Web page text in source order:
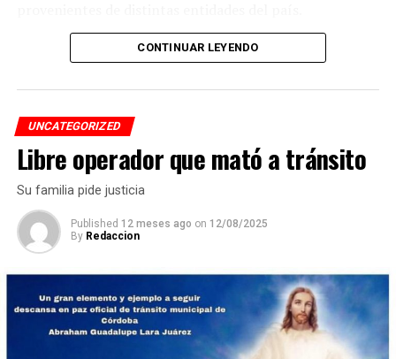
El desempeño mostrado por los jóvenes les permitió
tendrá lugar los días 5 y 6 de septiembre en Cancún,
Quintana Roo.
De obtener resultados favorables en esa etapa, el equipo
tendría la posibilidad de representar a México en la final
internacional de la WRO, que se efectuará en Costa Rica.
CONTINUAR LEYENDO
UNCATEGORIZED
Libre operador que mató a tránsito
Su familia pide justicia
Published 12 meses ago on 12/08/2025
By Redaccion